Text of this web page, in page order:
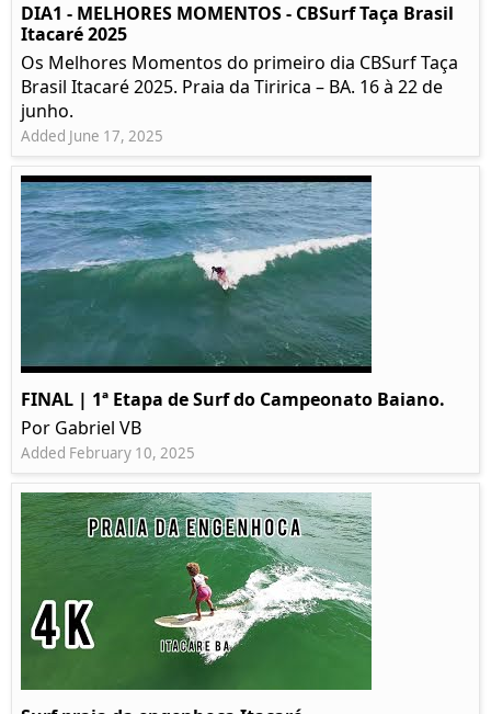
DIA1 - MELHORES MOMENTOS - CBSurf Taça Brasil
Itacaré 2025
Os Melhores Momentos do primeiro dia CBSurf Taça
Brasil Itacaré 2025. Praia da Tiririca – BA. 16 à 22 de
junho.
Added June 17, 2025
FINAL | 1ª Etapa de Surf do Campeonato Baiano.
Por Gabriel VB
Added February 10, 2025